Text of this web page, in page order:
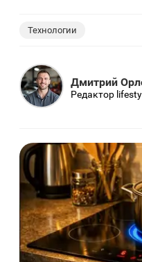
Технологии
Дмитрий
Редактор